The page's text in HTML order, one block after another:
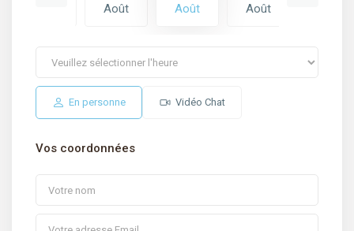
Août Août Août
En personne Vidéo Chat
Vos coordonnées